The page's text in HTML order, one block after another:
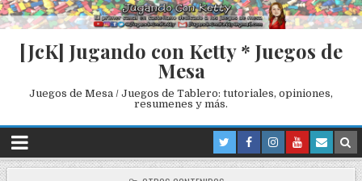
[JcK] Jugando con Ketty * Juegos de
Mesa
Juegos de Mesa / Juegos de Tablero: tutoriales, opiniones,
resumenes y más.